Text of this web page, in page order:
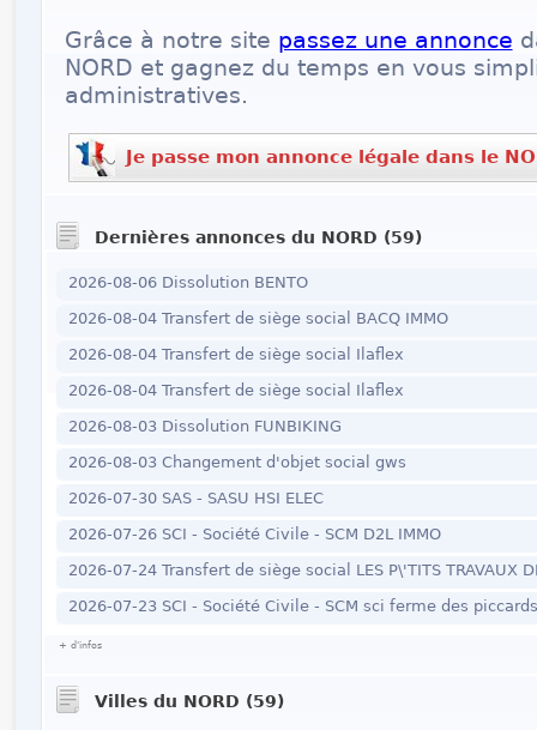
Grâce à notre site passez une annonce
NORD et gagnez du temps en vous
administratives.
Je passe mon annonce légale dans le
Dernières annonces du NORD (59)
2026-08-06 Dissolution BENTO
2026-08-04 Transfert de siège social BACQ IMMO
2026-08-04 Transfert de siège social Ilaflex
2026-08-04 Transfert de siège social Ilaflex
2026-08-03 Dissolution FUNBIKING
2026-08-03 Changement d'objet social gws
2026-07-30 SAS - SASU HSI ELEC
2026-07-26 SCI - Société Civile - SCM D2L IMMO
2026-07-24 Transfert de siège social LES P\'TITS TRAVAUX
2026-07-23 SCI - Société Civile - SCM sci ferme des piccards
+ d'infos
Villes du NORD (59)